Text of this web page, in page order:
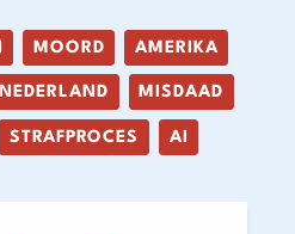
MOORD AMERIKA
NEDERLAND MISDAAD
STRAFPROCES AI